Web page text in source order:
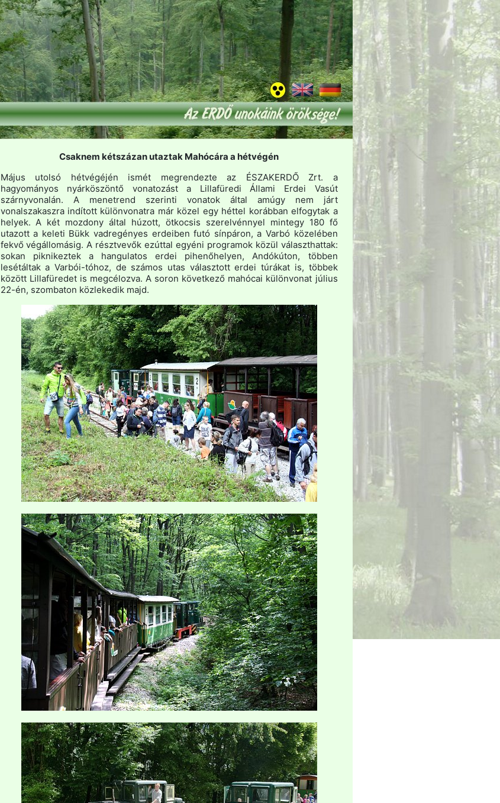
Csaknem kétszázan utaztak Mahócára a hétvégén
Május utolsó hétvégéjén ismét megrendezte az ÉSZAKERDŐ Zrt. a
hagyományos nyárköszöntő vonatozást a Lillafüredi Állami Erdei Vasút
szárnyvonalán. A menetrend szerinti vonatok által amúgy nem járt
vonalszakaszra indított különvonatra már közel egy héttel korábban elfogytak a
helyek. A két mozdony által húzott, ötkocsis szerelvénnyel mintegy 180 fő
utazott a keleti Bükk vadregényes erdeiben futó sínpáron, a Varbó közelében
fekvő végállomásig. A résztvevők ezúttal egyéni programok közül választhattak:
sokan piknikeztek a hangulatos erdei pihenőhelyen, Andókúton, többen
lesétáltak a Varbói-tóhoz, de számos utas választott erdei túrákat is, többek
között Lillafüredet is megcélozva. A soron következő mahócai különvonat július
22-én, szombaton közlekedik majd.